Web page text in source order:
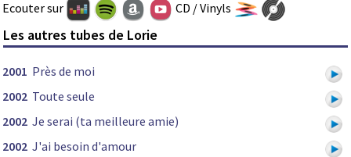
Ecouter sur
CD / Vinyls
Les autres tubes de Lorie
2001 Près de moi
2002 Toute seule
2002 Je serai (ta meilleure amie)
2002 J'ai besoin d'amour